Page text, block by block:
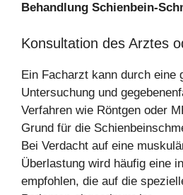
Behandlung Schienbein-
Konsultation des Arztes
Ein Facharzt kann durch eine
Untersuchung und
Verfahren wie Röntgen oder
Grund für die
Bei Verdacht auf eine
Überlastung wird häufig eine
empfohlen, die auf die